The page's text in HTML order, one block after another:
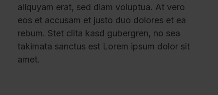
aliquyam erat, sed diam voluptua. At vero
eos et accusam et justo duo dolores et ea
rebum. Stet clita kasd gubergren, no sea
takimata sanctus est Lorem ipsum dolor sit
amet.